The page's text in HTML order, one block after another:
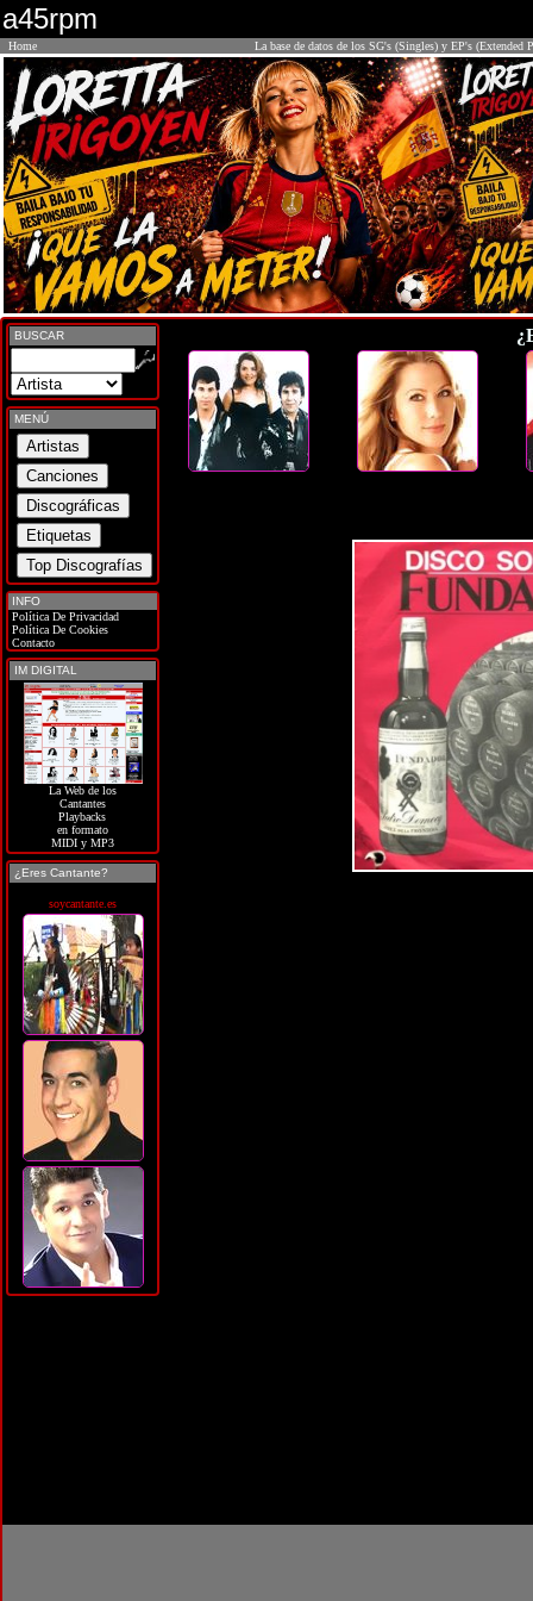
a45rpm
Home La base de datos de los SG's (Singles) y EP's (Extended
BUSCAR
MENÚ
INFO
Política De Privacidad
Política De Cookies
Contacto
IM DIGITAL
La Web de los
Cantantes
Playbacks
en formato
MIDI y MP3
¿Eres Cantante?
soycantante.es